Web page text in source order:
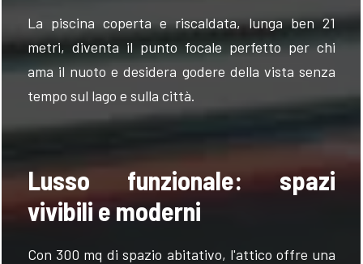
La piscina coperta e riscaldata, lunga ben 21
metri, diventa il punto focale perfetto per chi
ama il nuoto e desidera godere della vista senza
tempo sul lago e sulla città.
Lusso funzionale: spazi
vivibili e moderni
Con 300 mq di spazio abitativo, l'attico offre una